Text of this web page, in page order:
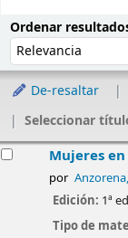
Ordenar
De-resaltar
Seleccionar
Mujeres
por
Edición: 1ª
Tipo de